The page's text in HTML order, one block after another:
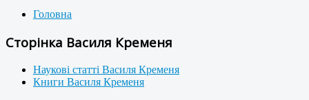
Головна
Сторінка Василя Кременя
Наукові статті Василя Кременя
Книги Василя Кременя